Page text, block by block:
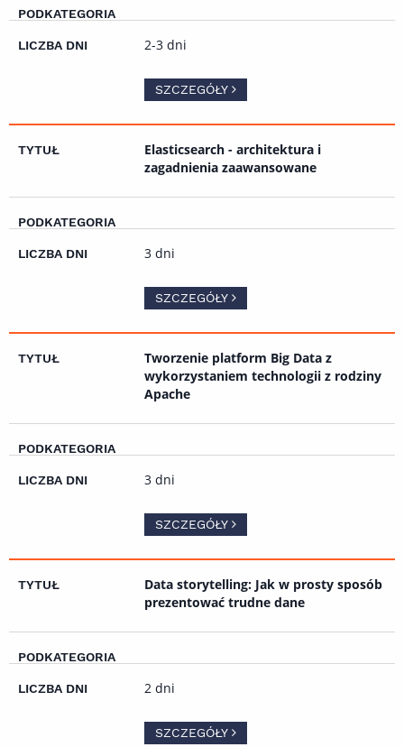
2-3 dni
SZCZEGÓŁY
Elasticsearch - architektura i
zagadnienia zaawansowane
3 dni
SZCZEGÓŁY
Tworzenie platform Big Data z
wykorzystaniem technologii z rodziny
Apache
3 dni
SZCZEGÓŁY
Data storytelling: Jak w prosty sposób
prezentować trudne dane
2 dni
SZCZEGÓŁY